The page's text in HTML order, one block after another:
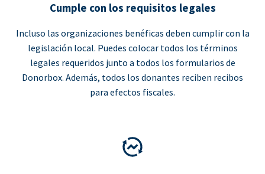
Cumple con los requisitos legales
Incluso las organizaciones benéficas deben cumplir con la
legislación local. Puedes colocar todos los términos
legales requeridos junto a todos los formularios de
Donorbox. Además, todos los donantes reciben recibos
para efectos fiscales.